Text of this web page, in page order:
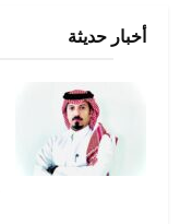
أخبار حديثة